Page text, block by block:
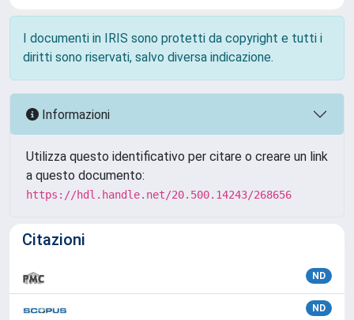
I documenti in IRIS sono protetti da copyright e tutti i
diritti sono riservati, salvo diversa indicazione.
Informazioni
Utilizza questo identificativo per citare o creare un link
a questo documento:
https://hdl.handle.net/20.500.14243/268656
Citazioni
ND
ND